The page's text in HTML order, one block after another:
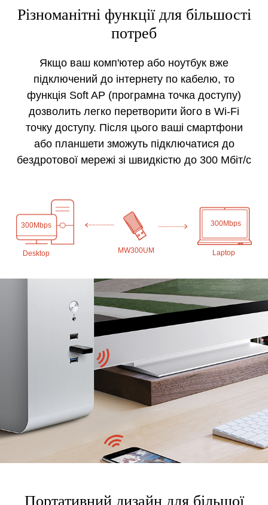
Різноманітні функції для більшості
потреб
Якщо ваш комп'ютер або ноутбук вже
підключений до інтернету по кабелю, то
функція Soft AP (програмна точка доступу)
дозволить легко перетворити його в Wi-Fi
точку доступу. Після цього ваші смартфони
або планшети зможуть підключатися до
бездротової мережі зі швидкістю до 300 Мбіт/с
300Mbps 300Mbps
Desktop MW300UM Laptop
Портативний дизайн для більшої